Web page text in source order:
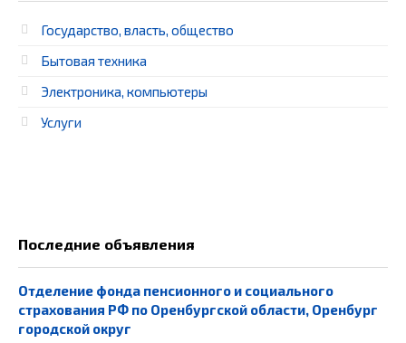
Государство, власть, общество
Бытовая техника
Электроника, компьютеры
Услуги
Последние объявления
Отделение фонда пенсионного и социального
страхования РФ по Оренбургской области, Оренбург
городской округ